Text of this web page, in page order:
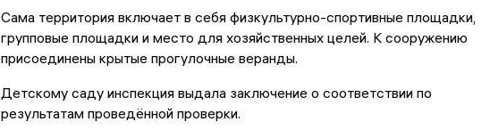
Сама территория включает в себя физкультурно-спортивные площадки,
групповые площадки и место для хозяйственных целей. К сооружению
присоединены крытые прогулочные веранды.
Детскому саду инспекция выдала заключение о соответствии по
результатам проведённой проверки.